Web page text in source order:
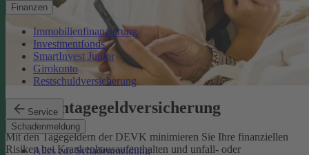
Finanzen
Immobilienfinanzierung
Investmentfonds
SmartInvest Junior
Girokonto
Restschuldversicherung
Service
Schadenmeldung
Alles zur Schadenmeldung
Krankentagegeldversicherung
Mit den Tagegeldern der DEVK minimieren Sie Ihre finanziellen
Risiken bei Krankenhausaufenthalten und unfall- oder